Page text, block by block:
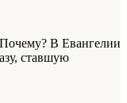
В Евангелии
ставшую